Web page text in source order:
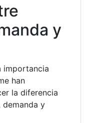
y
importancia
han
la diferencia
demanda y